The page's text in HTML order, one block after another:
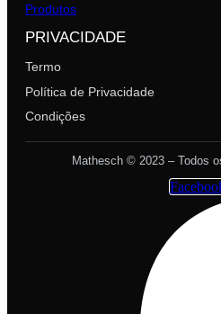
Produtos
PRIVACIDADE
Termo
Política de Privacidade
Condições
Mathesch © 2023 – Todos